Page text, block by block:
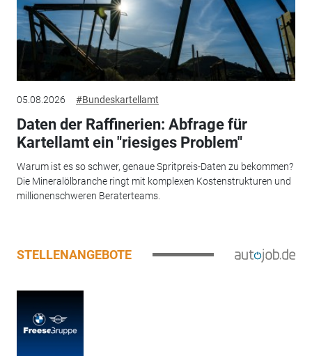
05.08.2026 #Bundeskartellamt
Daten der Raffinerien: Abfrage für
Kartellamt ein "riesiges Problem"
Warum ist es so schwer, genaue Spritpreis-Daten zu bekommen?
Die Mineralölbranche ringt mit komplexen Kostenstrukturen und
millionenschweren Beraterteams.
STELLENANGEBOTE